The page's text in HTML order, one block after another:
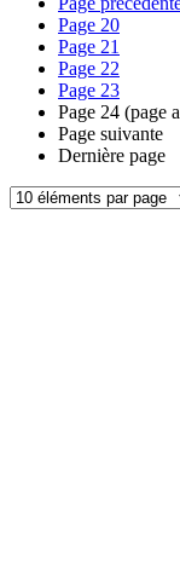
Page 20
Page 21
Page 22
Page 23
Page 24 (page
Page suivante
Dernière page